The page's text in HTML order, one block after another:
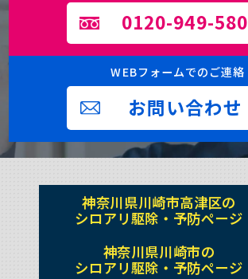
0120-949-580
WEBフォームでのご連絡
お問い合わせ
神奈川県川崎市高津区の
シロアリ駆除・予防ページ
神奈川県川崎市の
シロアリ駆除・予防ページ